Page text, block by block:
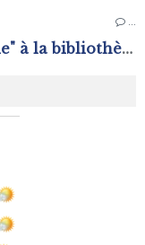
…
Conférence "Voyage en Australie" à la bibliothèque - ludothèque